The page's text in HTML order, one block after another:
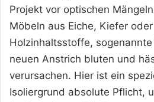
Projekt vor optischen
Möbeln aus Eiche, Kiefer
Holzinhaltsstoffe,
neuen Anstrich bluten und
verursachen. Hier ist ein
Isoliergrund absolute Pflicht,